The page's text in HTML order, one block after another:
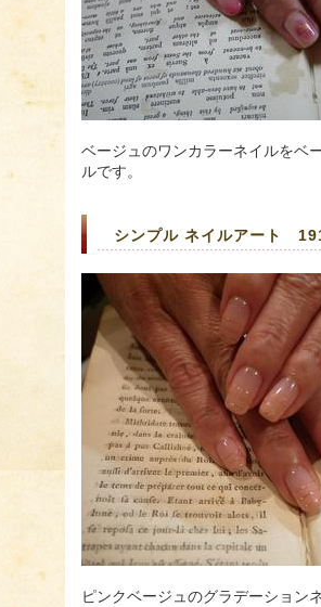
ベージュのワンカラーネイルをベ
ルです。
シンプル ネイルアート
ピンクベージュのグラデーション